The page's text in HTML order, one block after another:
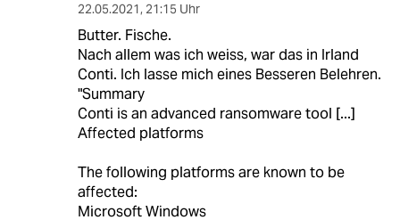
22.05.2021, 21:15 Uhr
Butter. Fische.
Nach allem was ich weiss, war das in Irland
Conti. Ich lasse mich eines Besseren Belehren.
"Summary
Conti is an advanced ransomware tool [...]
Affected platforms
The following platforms are known to be
affected:
Microsoft Windows